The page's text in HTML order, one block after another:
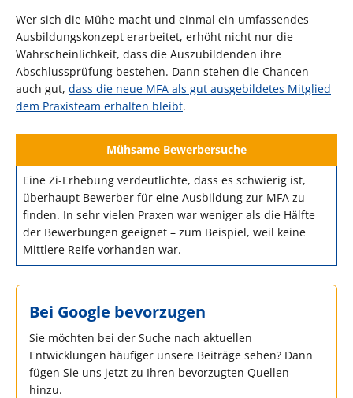
Wer sich die Mühe macht und einmal ein umfassendes
Ausbildungskonzept erarbeitet, erhöht nicht nur die
Wahrscheinlichkeit, dass die Auszubildenden ihre
Abschlussprüfung bestehen. Dann stehen die Chancen
auch gut, dass die neue MFA als gut ausgebildetes Mitglied
dem Praxisteam erhalten bleibt.
Mühsame Bewerbersuche
Eine Zi-Erhebung verdeutlichte, dass es schwierig ist,
überhaupt Bewerber für eine Ausbildung zur MFA zu
finden. In sehr vielen Praxen war weniger als die Hälfte
der Bewerbungen geeignet – zum Beispiel, weil keine
Mittlere Reife vorhanden war.
Bei Google bevorzugen
Sie möchten bei der Suche nach aktuellen
Entwicklungen häufiger unsere Beiträge sehen? Dann
fügen Sie uns jetzt zu Ihren bevorzugten Quellen
hinzu.